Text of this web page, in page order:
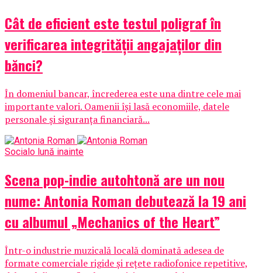
Cât de eficient este testul poligraf în
verificarea integrității angajaților din
bănci?
În domeniul bancar, încrederea este una dintre cele mai
importante valori. Oamenii își lasă economiile, datele
personale și siguranța financiară...
Socialo lună inainte
Scena pop-indie autohtonă are un nou
nume: Antonia Roman debutează la 19 ani
cu albumul „Mechanics of the Heart”
Într-o industrie muzicală locală dominată adesea de
formate comerciale rigide și rețete radiofonice repetitive,